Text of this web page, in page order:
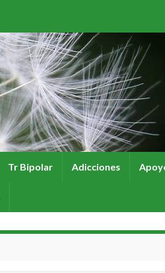
Tr Bipolar Adicciones